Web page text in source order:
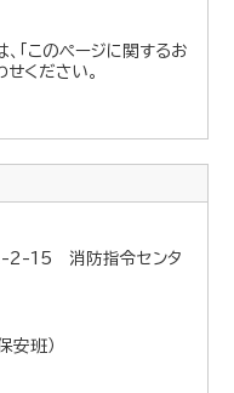
「このページに関するお
ください。
15 消防指令センタ
安班）